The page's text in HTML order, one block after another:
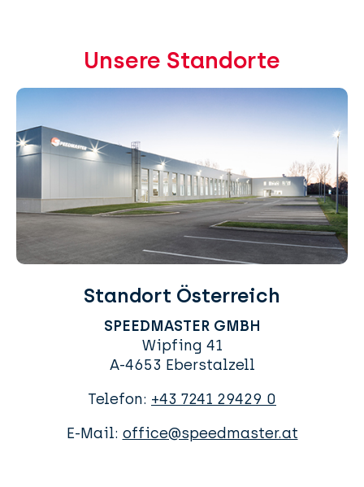
Unsere Standorte
Standort Österreich
SPEEDMASTER GMBH
Wipfing 41
A-4653 Eberstalzell
Telefon: +43 7241 29429 0
E-Mail: office@speedmaster.at